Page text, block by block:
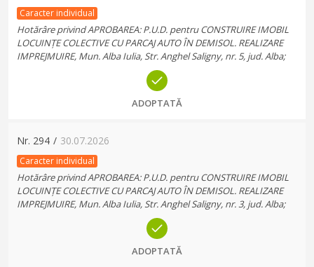
Caracter individual
Hotărâre privind APROBAREA: P.U.D. pentru CONSTRUIRE IMOBIL
LOCUINȚE COLECTIVE CU PARCAJ AUTO ÎN DEMISOL. REALIZARE
IMPREJMUIRE, Mun. Alba Iulia, Str. Anghel Saligny, nr. 5, jud. Alba;
ADOPTATĂ
Nr. 294 / 30.07.2026
Caracter individual
Hotărâre privind APROBAREA: P.U.D. pentru CONSTRUIRE IMOBIL
LOCUINȚE COLECTIVE CU PARCAJ AUTO ÎN DEMISOL. REALIZARE
IMPREJMUIRE, Mun. Alba Iulia, Str. Anghel Saligny, nr. 3, jud. Alba;
ADOPTATĂ